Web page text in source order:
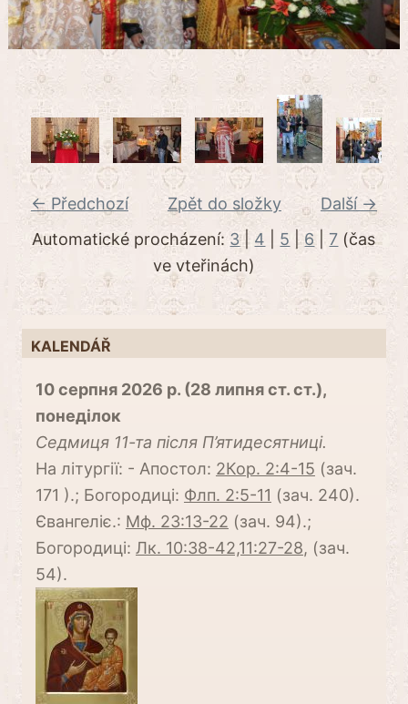
← Předchozí Další →
Zpět do složky
Automatické procházení: 3| 4 5 |6 7 (čas
ve vteřinách)
KALENDÁŘ
10 серпня 2026 р. (28 липня ст. ст.),
понеділок
Cедмиця 11-та після П’ятидесятниці.
На літургії: - Апостол: 2Кор. 2:4-15 (зач.
171 ).; Богородиці: Флп. 2:5-11 (зач. 240).
Євангеліє.: Мф. 23:13-22 (зач. 94).;
Богородиці: Лк. 10:38-42,11:27-28, (зач.
54).